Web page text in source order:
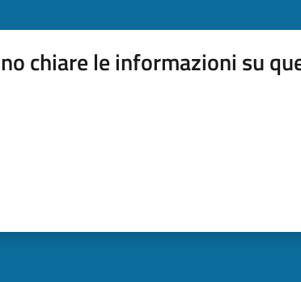
chiare le informazioni su